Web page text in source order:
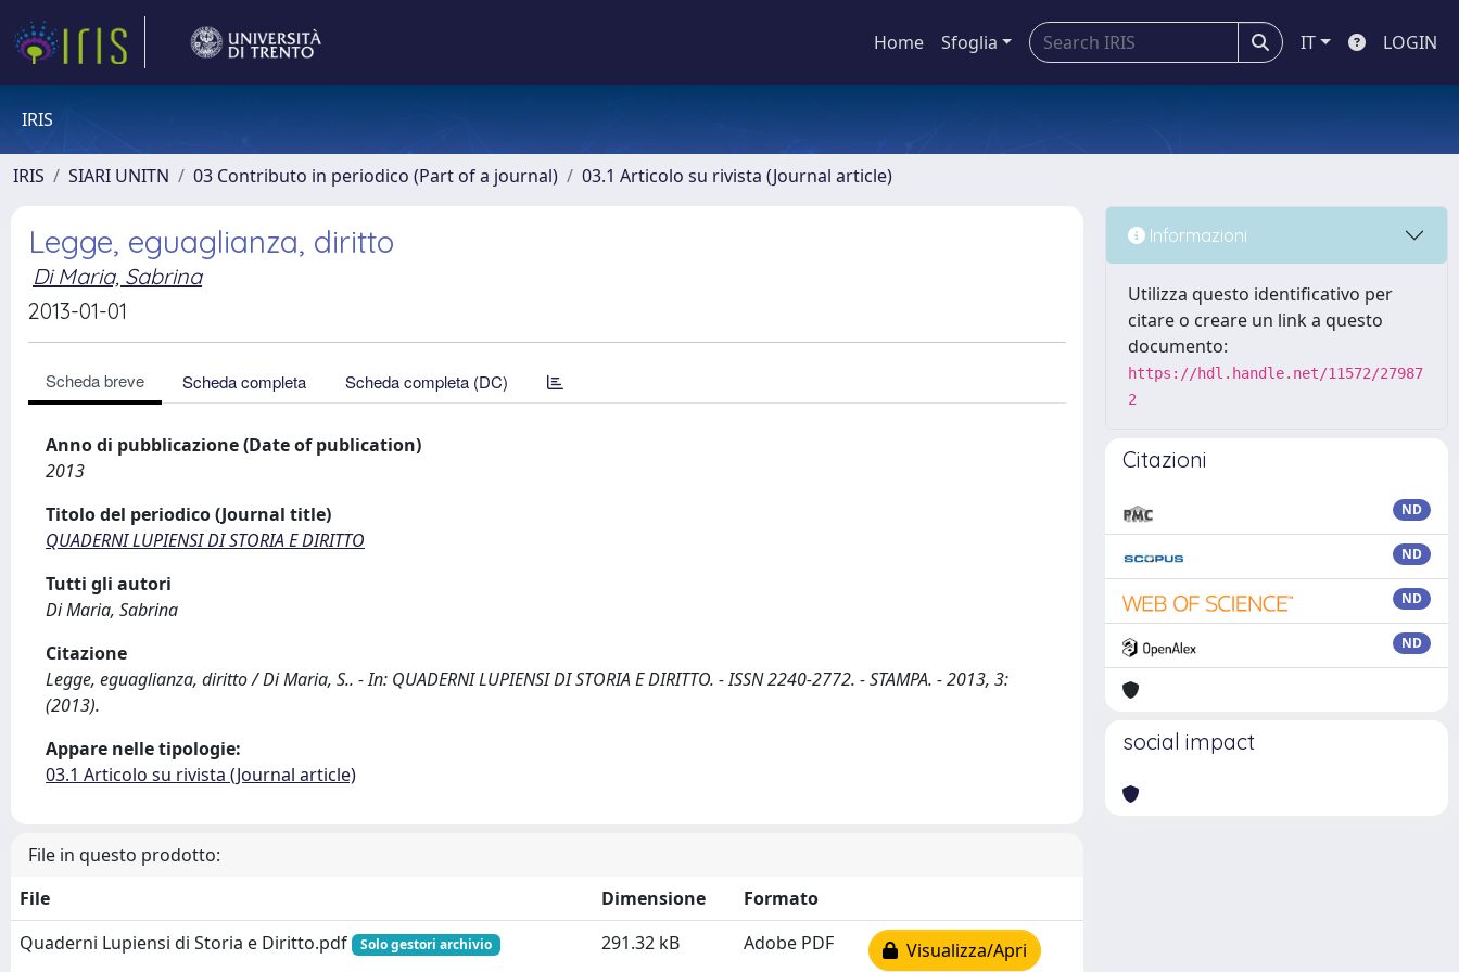
Home Sfoglia IT LOGIN
IRIS
IRIS SIARI UNITN 03 Contributo in periodico (Part of a journal) 03.1 Articolo su rivista (Journal article)
Legge, eguaglianza, diritto
Di Maria, Sabrina
2013-01-01
Scheda breve Scheda completa Scheda completa (DC)
Anno di pubblicazione (Date of publication)
2013
Titolo del periodico (Journal title)
QUADERNI LUPIENSI DI STORIA E DIRITTO
Tutti gli autori
Di Maria, Sabrina
Citazione
Legge, eguaglianza, diritto / Di Maria, S.. - In: QUADERNI LUPIENSI DI STORIA E DIRITTO. - ISSN 2240-2772. - STAMPA. - 2013, 3:
(2013).
Appare nelle tipologie:
03.1 Articolo su rivista (Journal article)
File in questo prodotto:
File
Dimensione
Formato
Quaderni Lupiensi di Storia e Diritto.pdf
Solo gestori archivio 291.32 kB Adobe PDF Visualizza/Apri
Informazioni
Utilizza questo identificativo per
citare o creare un link a questo
documento:
https://hdl.handle.net/11572/27987
2
Citazioni
ND
ND
ND
ND
social impact